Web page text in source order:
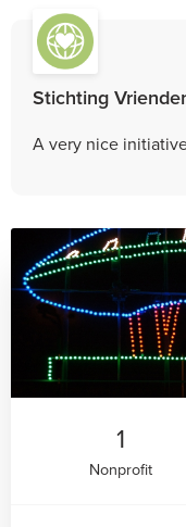
Stichting
A very nice
1
Nonprofit